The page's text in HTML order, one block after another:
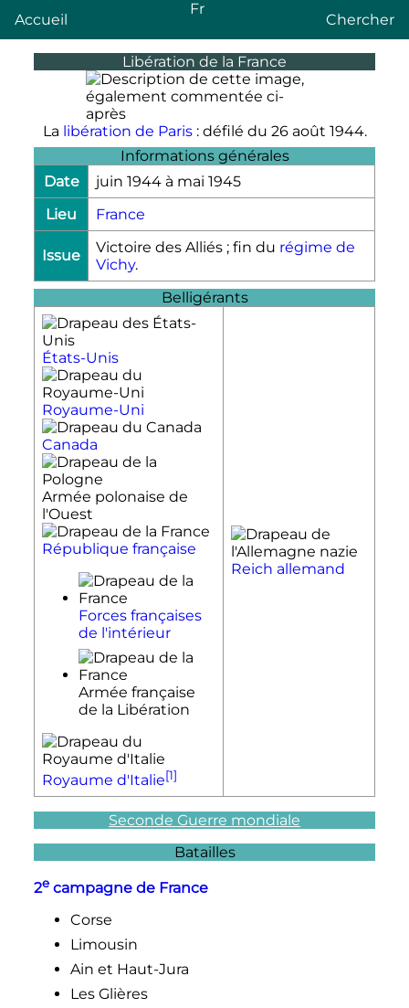
Accueil
Fr
Chercher
Libération de la France
La libération de Paris: défilé du 26 août 1944.
Informations générales
Date
juin 1944 à mai 1945
Lieu
France
Issue Victoire des Alliés ; fin du régime de
Vichy.
Belligérants
États-Unis
Royaume-Uni
Canada
Armée polonaise de
l'Ouest
République française
Forces françaises
de l'intérieur
Armée française
de la Libération
Royaume d'Italie[1]
Reich allemand
Seconde Guerre mondiale
Batailles
2ecampagne de France
Corse
Limousin
Ain et Haut-Jura
Les Glières